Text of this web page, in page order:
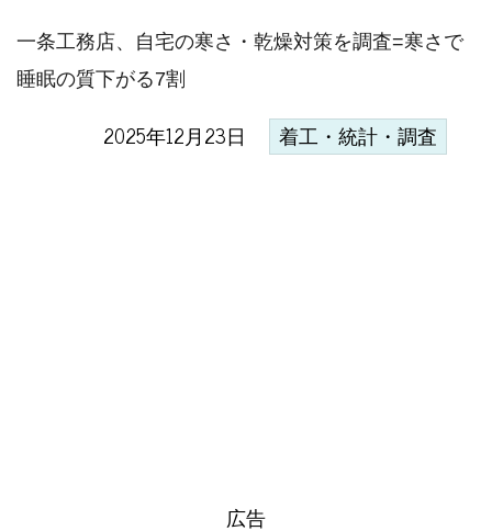
一条工務店、自宅の寒さ・乾燥対策を調査=寒さで
睡眠の質下がる7割
2025年12月23日 着工・統計・調査
広告